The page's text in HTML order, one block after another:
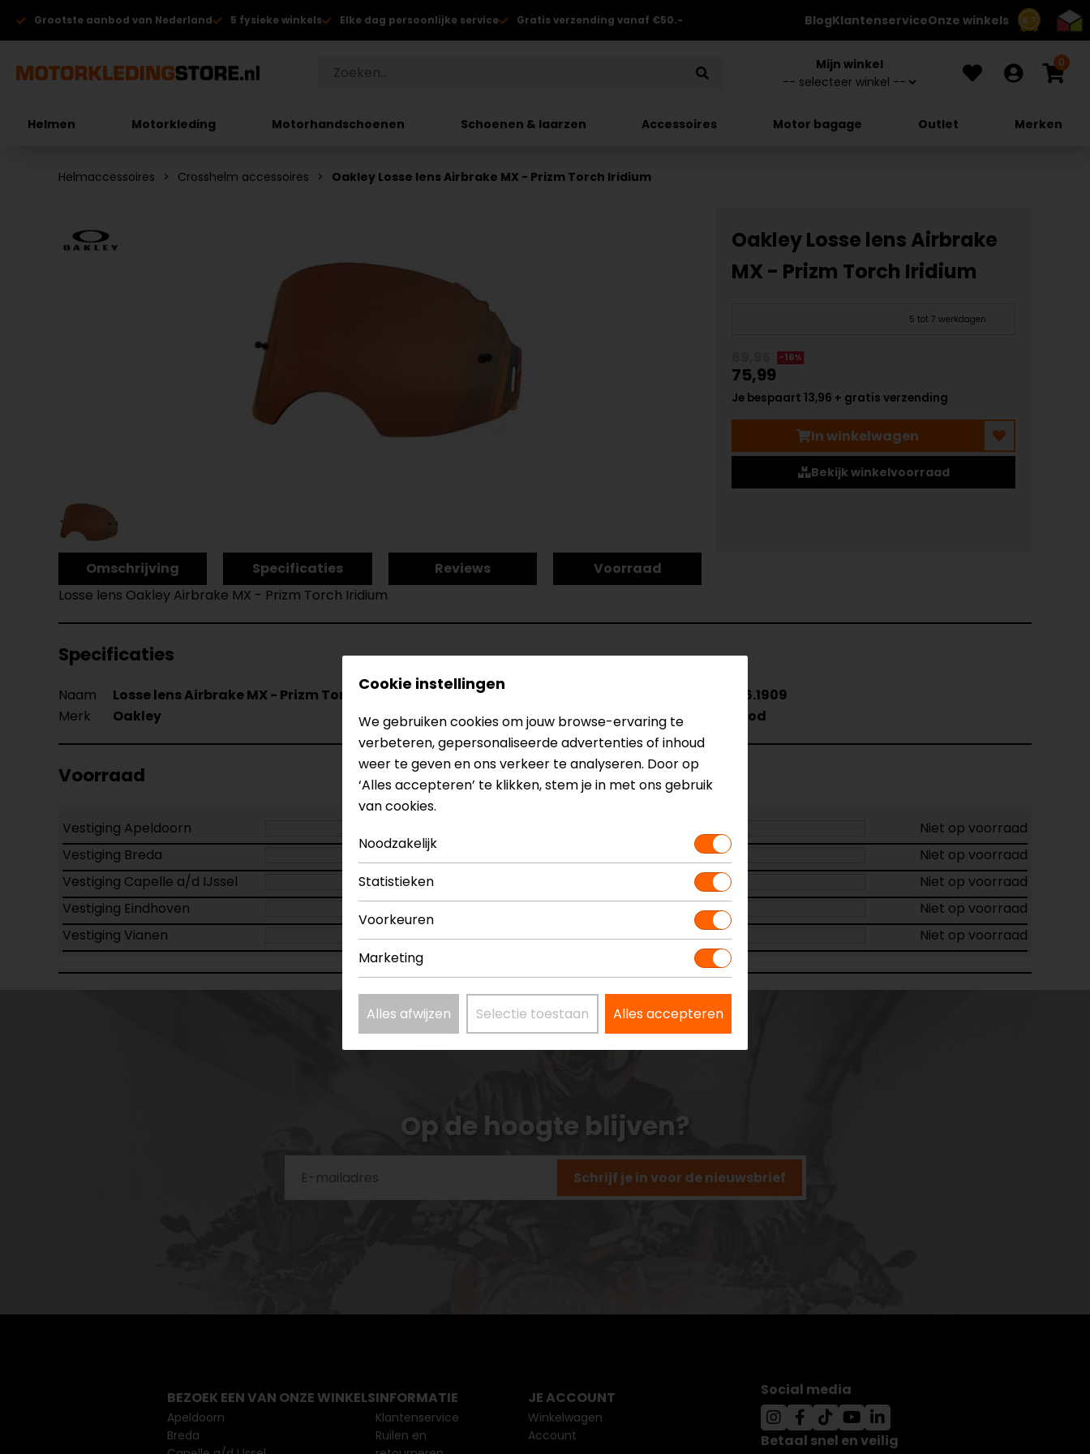
8.7
Grootste aanbod van Nederland 5 fysieke winkels Elke dag persoonlijke service Gratis verzending vanaf €50.- BlogKlantenserviceOnze winkels
Mijn winkel 0
Helmen Motorkleding Motorhandschoenen Schoenen & laarzen Accessoires Motor bagage Outlet Merken
Helmaccessoires Crosshelm accessoires Oakley Losse lens Airbrake MX - Prizm Torch Iridium
Oakley Losse lens Airbrake
MX - Prizm Torch Iridium
5 tot 7 werkdagen
-16%
75,99
Je bespaart 13,96 + gratis verzending
In winkelwagen
Bekijk winkelvoorraad
Omschrijving Specificaties Reviews
Voorraad
Losse lens Oakley Airbrake MX - Prizm Torch Iridium
Specificaties
Naam Losse lens Airbrake MX - Prizm Torch Iridium
146.1909
Merk
Oakley Kleur Rood
Voorraad
Vestiging Apeldoorn
Niet op voorraad
Vestiging Breda
Niet op voorraad
Vestiging Capelle a/d IJssel
Niet op voorraad
Vestiging Eindhoven
Niet op voorraad
Vestiging Vianen
Niet op voorraad
Op de hoogte blijven?
Schrijf je in voor de nieuwsbrief
Cookie instellingen
We gebruiken cookies om jouw browse-ervaring te
verbeteren, gepersonaliseerde advertenties of inhoud
weer te geven en ons verkeer te analyseren. Door op
‘Alles accepteren’ te klikken, stem je in met ons gebruik
van cookies.
Noodzakelijk
Statistieken
Voorkeuren
Marketing
Alles afwijzen Selectie toestaan Alles accepteren
BEZOEK EEN VAN ONZE WINKELS
Apeldoorn
Breda
INFORMATIE
Klantenservice
Ruilen en
JE ACCOUNT
Winkelwagen
Account
Social media
Betaal snel en veilig